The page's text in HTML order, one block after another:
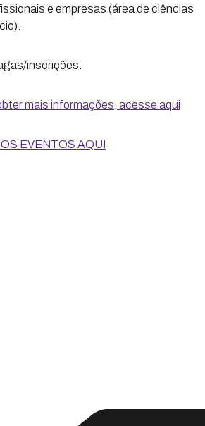
e empresas (área de ciências
inscrições.
mais informações, acesse aqui
EVENTOS AQUI